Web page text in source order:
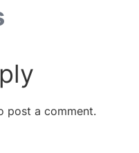
post a comment.